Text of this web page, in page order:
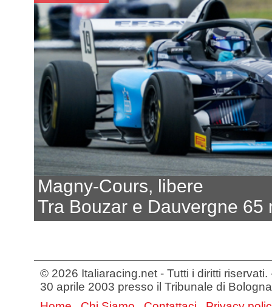
Magny-Cours, libere
Tra Bouzar e Dauvergne 65
© 2026 Italiaracing.net - Tutti i diritti
30 aprile 2003 presso il Tribunale di Bologna